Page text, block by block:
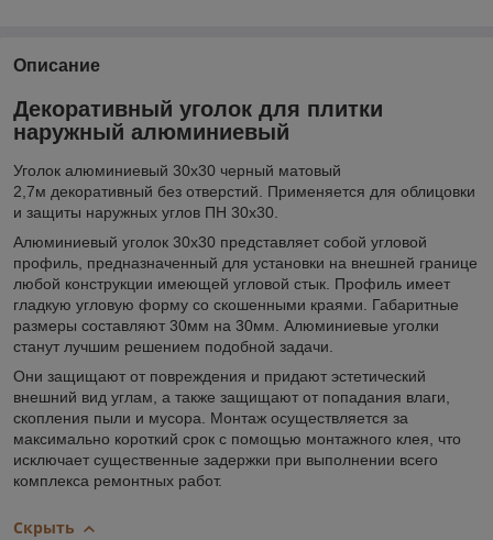
Описание
Декоративный уголок для плитки
наружный алюминиевый
Уголок алюминиевый 30х30 черный матовый
2,7м декоративный без отверстий. Применяется для облицовки
и защиты наружных углов ПН 30х30.
Алюминиевый уголок 30х30 представляет собой угловой
профиль, предназначенный для установки на внешней границе
любой конструкции имеющей угловой стык. Профиль имеет
гладкую угловую форму со скошенными краями. Габаритные
размеры составляют 30мм на 30мм. Алюминиевые уголки
станут лучшим решением подобной задачи.
Они защищают от повреждения и придают эстетический
внешний вид углам, а также защищают от попадания влаги,
скопления пыли и мусора. Монтаж осуществляется за
максимально короткий срок с помощью монтажного клея, что
исключает существенные задержки при выполнении всего
комплекса ремонтных работ.
Скрыть